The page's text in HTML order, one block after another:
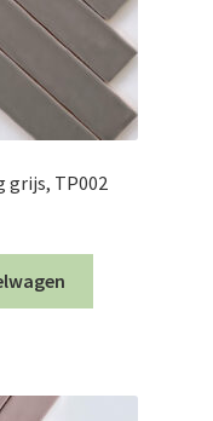
grijs, TP002